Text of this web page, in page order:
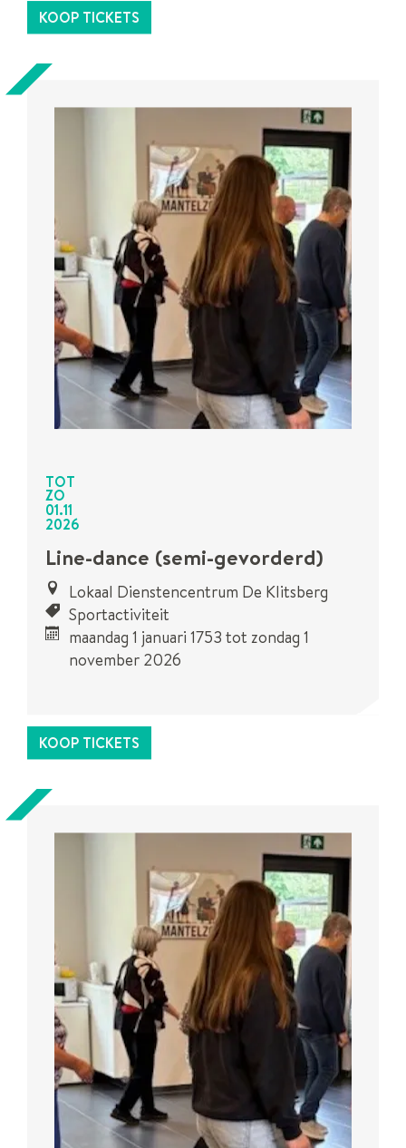
activiteit.
KOOP TICKETS
TOT
ZO
01.11
2026
Line-dance (semi-gevorderd)
Lokaal Dienstencentrum De Klitsberg
Sportactiviteit
maandag 1 januari 1753 tot zondag 1
november 2026
activiteit.
KOOP TICKETS